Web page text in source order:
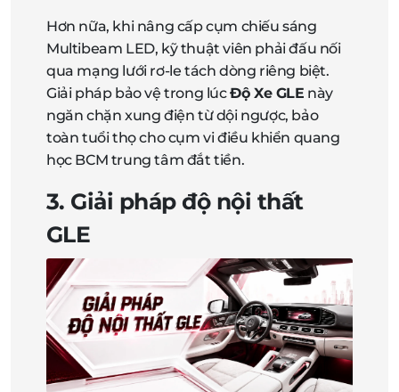
Hơn nữa, khi nâng cấp cụm chiếu sáng
Multibeam LED, kỹ thuật viên phải đấu nối
qua mạng lưới rơ-le tách dòng riêng biệt.
Giải pháp bảo vệ trong lúcĐộ Xe GLE này
ngăn chặn xung điện từ dội ngược, bảo
toàn tuổi thọ cho cụm vi điều khiển quang
học BCM trung tâm đắt tiền.
3. Giải pháp độ nội thất
GLE